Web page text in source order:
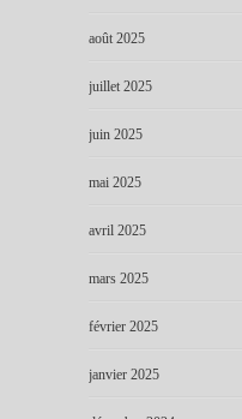
août 2025
juillet 2025
juin 2025
mai 2025
avril 2025
mars 2025
février 2025
janvier 2025